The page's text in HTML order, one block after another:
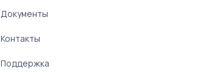
Документы
Контакты
Поддержка